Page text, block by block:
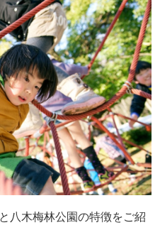
八木梅林公園の特徴をご紹